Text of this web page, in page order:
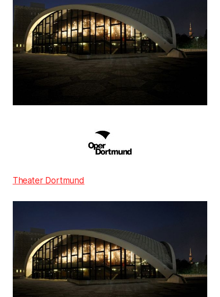
Theater Dortmund